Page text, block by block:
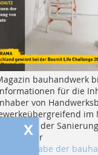
x
bauhandwerk
für die
von
im
und in der
es zur
Ausgabe der